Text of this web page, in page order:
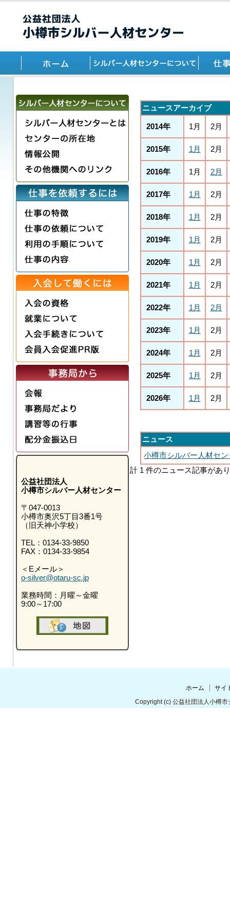
公益社団法人
小樽市シルバー人材センター
〒047-0013
小樽市奥沢5丁目3番1号
（旧天神小学校）
TEL：0134-33-9850
FAX：0134-33-9854
＜Eメール＞
o-silver@otaru-sc.jp
業務時間：月曜～金曜
9:00～17:00
ニュースアーカイブ
2014年 1月 2月
2015年 1月 2月
2016年 1月 2月
2017年 1月 2月
2018年 1月 2月
2019年 1月 2月
2020年 1月 2月
2021年 1月 2月
2022年 1月 2月
2023年 1月 2月
2024年 1月 2月
2025年 1月 2月
2026年 1月 2月
ニュース
小樽市シルバー人材セン
計 1 件のニュース記事があ
ホーム
サイ
Copyright(c) 公益社団法人小樽市